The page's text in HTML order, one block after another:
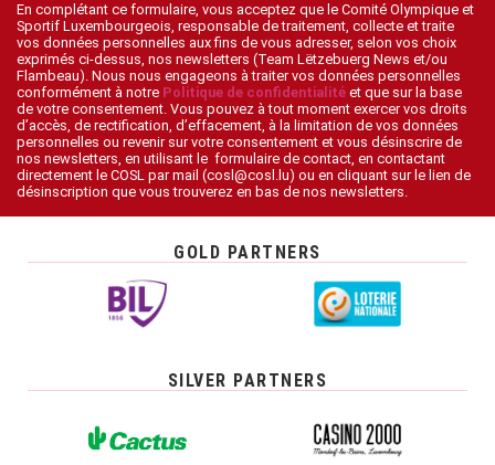
En complétant ce formulaire, vous acceptez que le Comité Olympique et
Sportif Luxembourgeois, responsable de traitement, collecte et traite
vos données personnelles aux fins de vous adresser, selon vos choix
exprimés ci-dessus, nos newsletters (Team Lëtzebuerg News et/ou
Flambeau). Nous nous engageons à traiter vos données personnelles
conformément à notre Politique de confidentialité et que sur la base
de votre consentement. Vous pouvez à tout moment exercer vos droits
d’accès, de rectification, d’effacement, à la limitation de vos données
personnelles ou revenir sur votre consentement et vous désinscrire de
nos newsletters, en utilisant le formulaire de contact, en contactant
directement le COSL par mail (cosl@cosl.lu) ou en cliquant sur le lien de
désinscription que vous trouverez en bas de nos newsletters.
GOLD PARTNERS
SILVER PARTNERS